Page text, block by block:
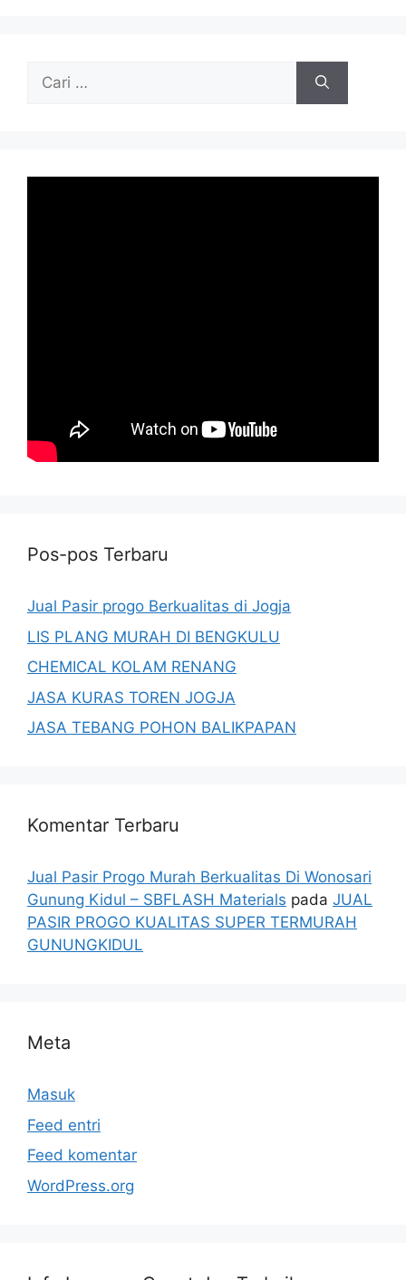
Cari
Pos-pos Terbaru
Jual Pasir progo Berkualitas di Jogja
LIS PLANG MURAH DI BENGKULU
CHEMICAL KOLAM RENANG
JASA KURAS TOREN JOGJA
JASA TEBANG POHON BALIKPAPAN
Komentar Terbaru
Jual Pasir Progo Murah Berkualitas Di Wonosari
Gunung Kidul – SBFLASH Materials pada JUAL
PASIR PROGO KUALITAS SUPER TERMURAH
GUNUNGKIDUL
Meta
Masuk
Feed entri
Feed komentar
WordPress.org